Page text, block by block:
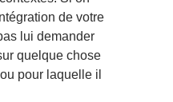
de votre
lui demander
quelque chose
pour laquelle il